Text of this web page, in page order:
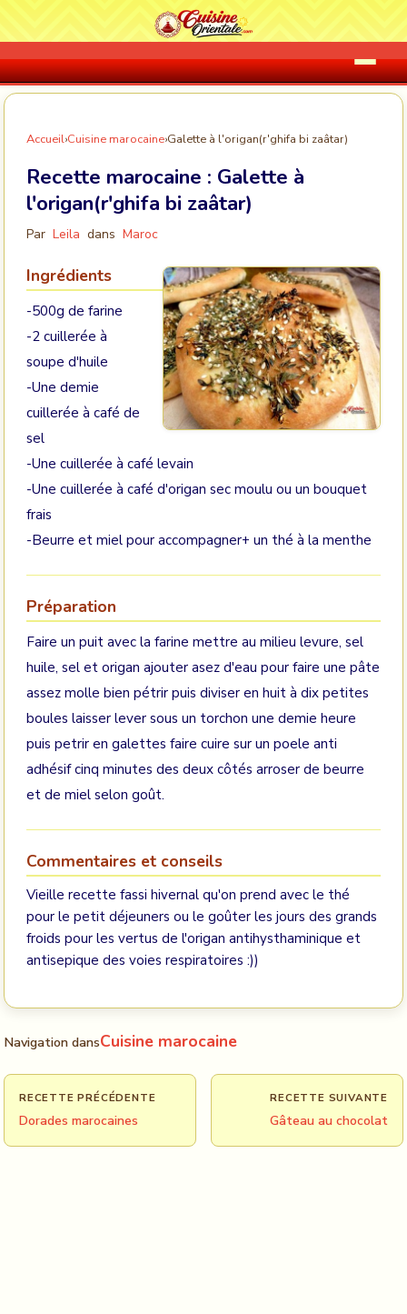
Accueil›Cuisine marocaine›Galette à l'origan(r'ghifa bi zaâtar)
Recette marocaine : Galette à
l'origan(r'ghifa bi zaâtar)
Par Leila dans Maroc
Ingrédients
-500g de farine
-2 cuillerée à
soupe d'huile
-Une demie
cuillerée à café de
sel
-Une cuillerée à café levain
-Une cuillerée à café d'origan sec moulu ou un bouquet
frais
-Beurre et miel pour accompagner+ un thé à la menthe
Préparation
Faire un puit avec la farine mettre au milieu levure, sel
huile, sel et origan ajouter asez d'eau pour faire une pâte
assez molle bien pétrir puis diviser en huit à dix petites
boules laisser lever sous un torchon une demie heure
puis petrir en galettes faire cuire sur un poele anti
adhésif cinq minutes des deux côtés arroser de beurre
et de miel selon goût.
Commentaires et conseils
Vieille recette fassi hivernal qu'on prend avec le thé
pour le petit déjeuners ou le goûter les jours des grands
froids pour les vertus de l'origan antihysthaminique et
antisepique des voies respiratoires :))
Navigation dansCuisine marocaine
RECETTE PRÉCÉDENTE
Dorades marocaines
RECETTE SUIVANTE
Gâteau au chocolat